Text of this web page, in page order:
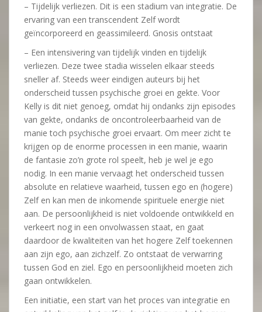
– Tijdelijk verliezen. Dit is een stadium van integratie. De
ervaring van een transcendent Zelf wordt
geïncorporeerd en geassimileerd. Gnosis ontstaat
– Een intensivering van tijdelijk vinden en tijdelijk
verliezen. Deze twee stadia wisselen elkaar steeds
sneller af. Steeds weer eindigen auteurs bij het
onderscheid tussen psychische groei en gekte. Voor
Kelly is dit niet genoeg, omdat hij ondanks zijn episodes
van gekte, ondanks de oncontroleerbaarheid van de
manie toch psychische groei ervaart. Om meer zicht te
krijgen op de enorme processen in een manie, waarin
de fantasie zo’n grote rol speelt, heb je wel je ego
nodig. In een manie vervaagt het onderscheid tussen
absolute en relatieve waarheid, tussen ego en (hogere)
Zelf en kan men de inkomende spirituele energie niet
aan. De persoonlijkheid is niet voldoende ontwikkeld en
verkeert nog in een onvolwassen staat, en gaat
daardoor de kwaliteiten van het hogere Zelf toekennen
aan zijn ego, aan zichzelf. Zo ontstaat de verwarring
tussen God en ziel. Ego en persoonlijkheid moeten zich
gaan ontwikkelen.
Een initiatie, een start van het proces van integratie en